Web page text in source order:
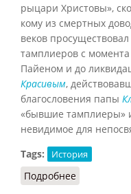
рыцари Христовы»,
кому из смертных
веков
тамплиеров с
Пайеном и до
Красивым,
благословения папы
«бывшие тамплиеры»
невидимое для
Tags:
История
Подробнее